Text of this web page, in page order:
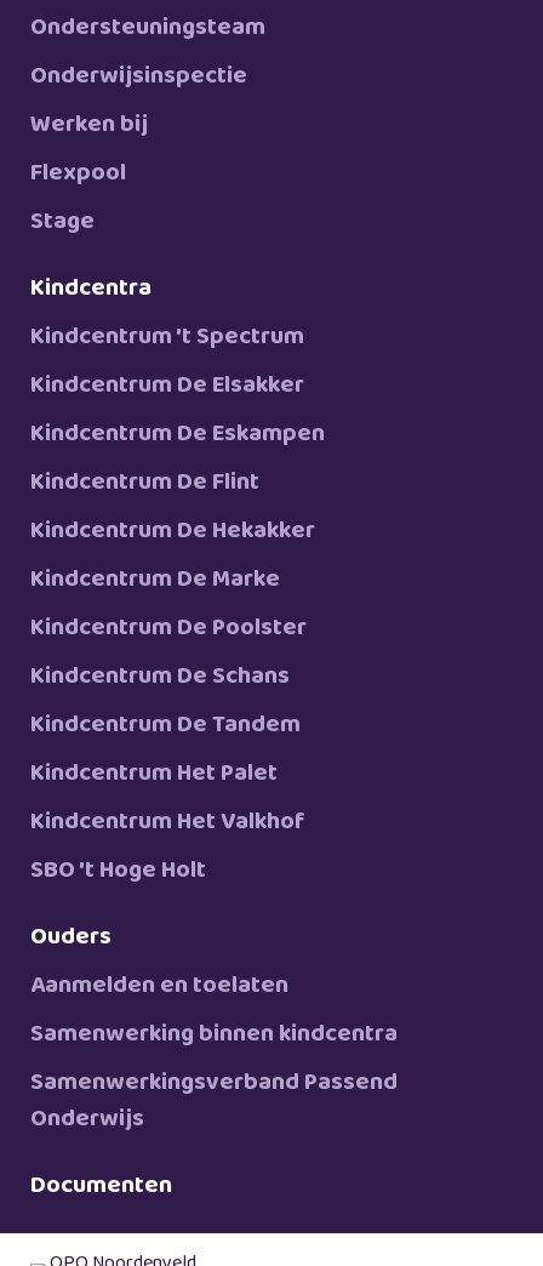
Ondersteuningsteam
Onderwijsinspectie
Werken bij
Flexpool
Stage
Kindcentra
Kindcentrum 't Spectrum
Kindcentrum De Elsakker
Kindcentrum De Eskampen
Kindcentrum De Flint
Kindcentrum De Hekakker
Kindcentrum De Marke
Kindcentrum De Poolster
Kindcentrum De Schans
Kindcentrum De Tandem
Kindcentrum Het Palet
Kindcentrum Het Valkhof
SBO 't Hoge Holt
Ouders
Aanmelden en toelaten
Samenwerking binnen kindcentra
Samenwerkingsverband Passend
Onderwijs
Documenten